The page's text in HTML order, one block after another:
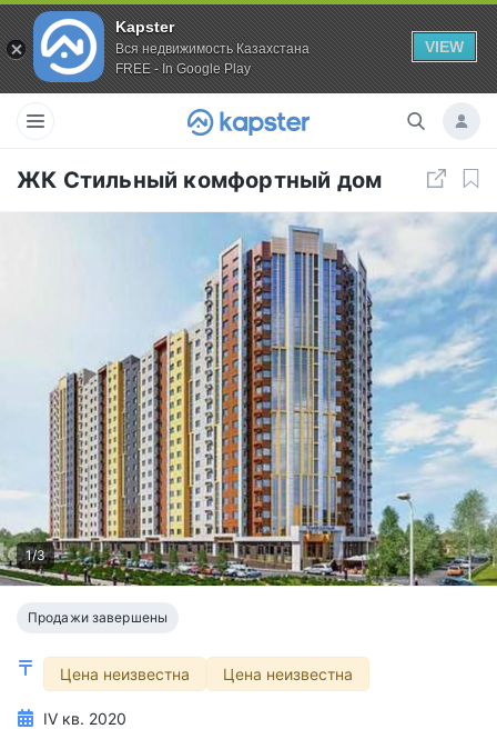
Kapster
Вся недвижимость Казахстана
FREE - In Google Play
VIEW
ЖК Стильный комфортный дом
1/3
Продажи завершены
Цена неизвестна Цена неизвестна
IV кв. 2020